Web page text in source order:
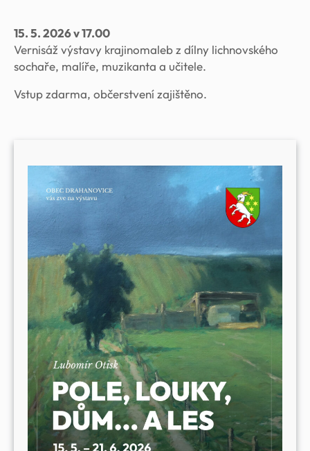
15. 5. 2026 v 17.00
Vernisáž výstavy krajinomaleb z dílny lichnovského
sochaře, malíře, muzikanta a učitele.
Vstup zdarma, občerstvení zajištěno.